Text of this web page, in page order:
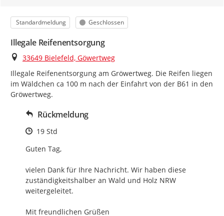
Kategorie
Standardmeldung Status
Geschlossen
Illegale Reifenentsorgung
Ort
33649 Bielefeld, Göwertweg
Illegale Reifenentsorgung am Gröwertweg. Die Reifen liegen
im Wäldchen ca 100 m nach der Einfahrt von der B61 in den
Gröwertweg.
Rückmeldung
Zeitpunkt des Erstellens
19 Std
Guten Tag,
vielen Dank für Ihre Nachricht. Wir haben diese
zuständigkeitshalber an Wald und Holz NRW
weitergeleitet.
Mit freundlichen Grüßen